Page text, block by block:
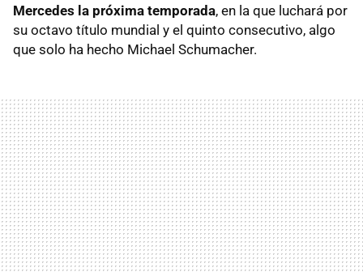
Mercedes la próxima temporada, en la que luchará por
su octavo título mundial y el quinto consecutivo, algo
que solo ha hecho Michael Schumacher.